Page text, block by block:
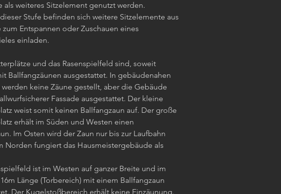
als weiteres Sitzelement genutzt werden.
Stufe befinden sich weitere Sitzelemente aus
Entspannen oder Zuschauen eines
einladen.
und das Rasenspielfeld sind, soweit
Ballfangzäunen ausgestattet. In gebäudenahen
werden keine Zäune gestellt, aber die Gebäude
Fassade ausgestattet. Der kleine
weist somit keinen Ballfangzaun auf. Der große
erhält im Süden und Westen einen
Im Osten wird der Zaun nur bis zur Laufbahn
Norden fungiert das Hausmeistergebäude als
ist im Westen auf ganzer Breite und im
Länge (Torbereich) mit einem Ballfangzaun
Der Kugelstoßbereich erhält keine Einzäunung.